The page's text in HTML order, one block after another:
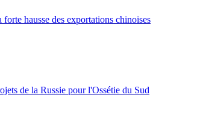
hausse des exportations chinoises
de la Russie pour l'Ossétie du Sud